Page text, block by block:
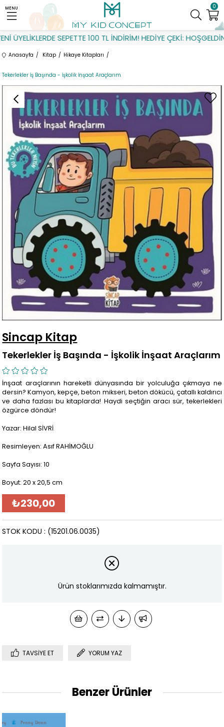
SEPETTE 100 TL İNDİRİM! HEDİYE ÇEKİ: HOŞGELDİN
0
MENU
Anasayfa Kitap Hikaye Kitapları
Tekerlekler İş Başında - İşkolik İnşaat Araçlarım
Sincap Kitap
Tekerlekler İş Başında - İşkolik İnşaat Araçlarım
İnşaat araçlarının hareketli dünyasında bir yolculuğa çıkmaya ne
dersin? Kamyon, kepçe, beton mikseri, beton dökücü, çatallı kaldırıcı
ve daha fazlası bu kitaplarda! Haydi seçtiğin aracı sür, tekerlekleri
özgürce döndür!
Yazar: Hilal SİVRİ
Resimleyen: Asıf RAHİMOĞLU
Sayfa Sayısı: 10
Boyut: 20 x 20,5 cm
₺230,00
(15201.06.0035)
STOK KODU
Ürün stoklarımızda kalmamıştır.
TAVSIYE ET YORUM YAZ
Benzer Ürünler